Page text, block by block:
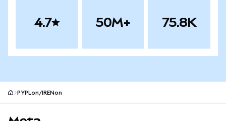
4.7 50M+ 75.8K
PYPLon/IRENon